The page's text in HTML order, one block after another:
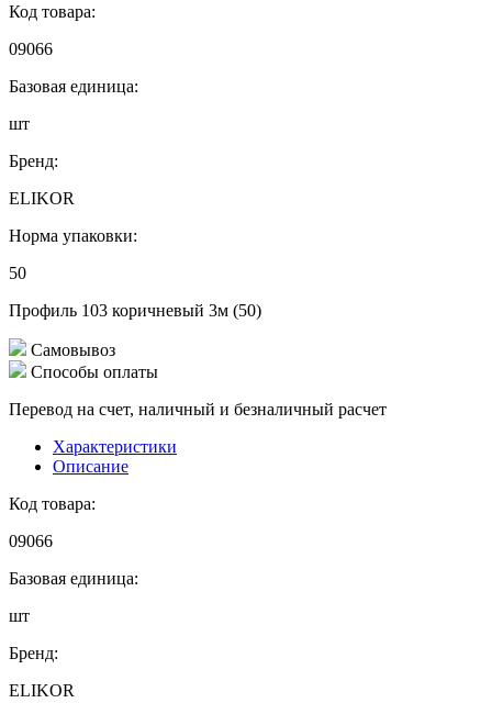
Код товара:
09066
Базовая единица:
шт
Бренд:
ELIKOR
Норма упаковки:
50
Профиль 103 коричневый 3м (50)
Самовывоз
Способы оплаты
Перевод на счет, наличный и безналичный расчет
Характеристики
Описание
Код товара:
09066
Базовая единица:
шт
Бренд:
ELIKOR